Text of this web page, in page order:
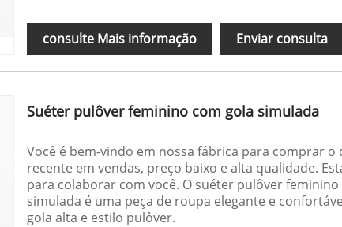
consulte Mais informação Enviar consulta
Suéter pulôver feminino com gola simulada
Você é bem-vindo em nossa fábrica para comprar o
recente em vendas, preço baixo e alta qualidade.
para colaborar com você. O suéter pulôver feminino
simulada é uma peça de roupa elegante e
gola alta e estilo pulôver.